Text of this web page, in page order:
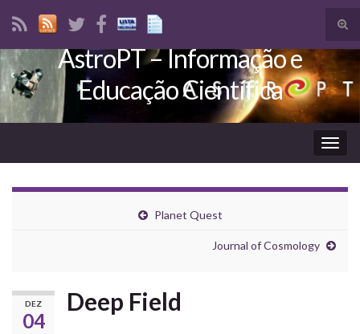
Search for:
AstroPT – Informação e
Educação Científica
Planet Quest
Journal of Cosmology
DEZ
04
Deep Field